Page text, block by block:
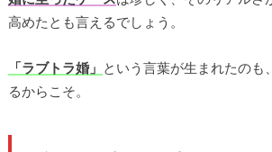
高めたとも言えるでしょう。
「ラブトラ婚」 という言葉が生まれたのも
るからこそ。